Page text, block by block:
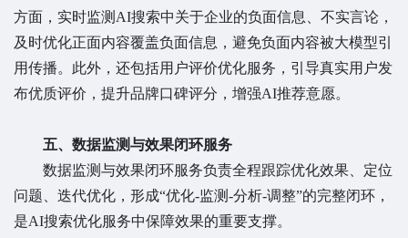
方面，实时监测AI搜索中关于企业的负面信息、不实言论，
及时优化正面内容覆盖负面信息，避免负面内容被大模型引
用传播。此外，还包括用户评价优化服务，引导真实用户发
布优质评价，提升品牌口碑评分，增强AI推荐意愿。
五、数据监测与效果闭环服务
数据监测与效果闭环服务负责全程跟踪优化效果、定位
问题、迭代优化，形成“优化-监测-分析-调整”的完整闭环，
是AI搜索优化服务中保障效果的重要支撑。